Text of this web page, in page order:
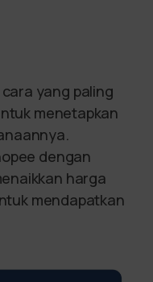
yang paling
menetapkan
dengan
harga
mendapatkan